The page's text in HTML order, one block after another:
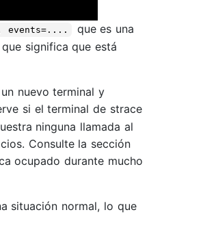
events=....
que es una
significa que está
nuevo terminal y
si el terminal de strace
ninguna llamada al
Consulte la sección
ocupado durante mucho
situación normal, lo que